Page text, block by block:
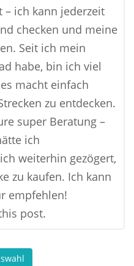
– ich kann jederzeit
checken und meine
Seit ich mein
habe, bin ich viel
macht einfach
zu entdecken.
super Beratung –
ich
weiterhin gezögert,
zu kaufen. Ich kann
empfehlen!
post.